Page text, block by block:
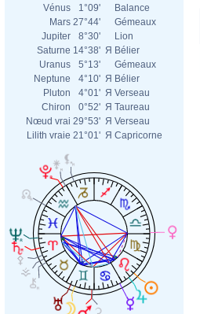
Vénus
1°09'
Balance
Mars 27°44'
Gémeaux
Jupiter
8°30'
Lion
Saturne 14°38' Я Bélier
Uranus
5°13'
Gémeaux
Neptune
4°10' Я Bélier
Pluton
4°01' Я Verseau
Chiron
0°52' Я Taureau
Nœud vrai 29°53' Я Verseau
Lilith vraie 21°01' Я Capricorne